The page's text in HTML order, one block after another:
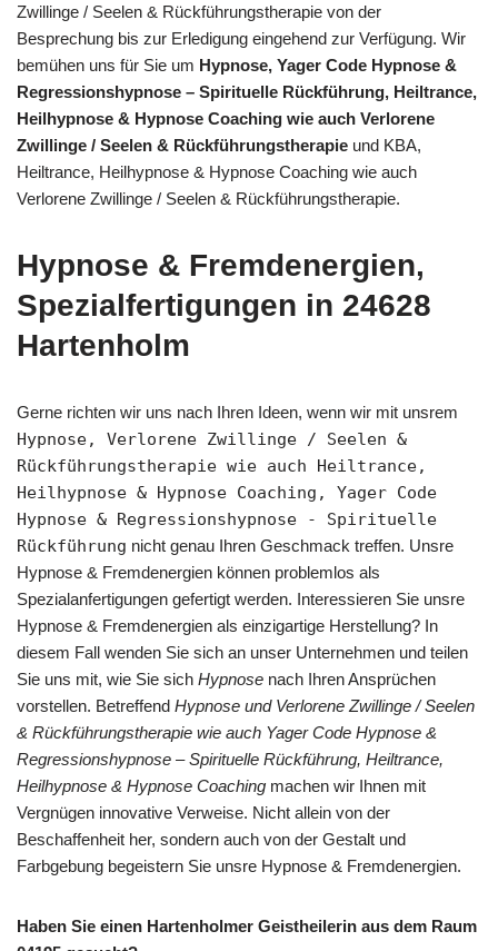
Zwillinge / Seelen & Rückführungstherapie von der
Besprechung bis zur Erledigung eingehend zur Verfügung. Wir
bemühen uns für Sie um Hypnose, Yager Code Hypnose &
Regressionshypnose – Spirituelle Rückführung, Heiltrance,
Heilhypnose & Hypnose Coaching wie auch Verlorene
Zwillinge / Seelen & Rückführungstherapie und KBA,
Heiltrance, Heilhypnose & Hypnose Coaching wie auch
Verlorene Zwillinge / Seelen & Rückführungstherapie.
Hypnose & Fremdenergien,
Spezialfertigungen in 24628
Hartenholm
Gerne richten wir uns nach Ihren Ideen, wenn wir mit unsrem
Hypnose, Verlorene Zwillinge / Seelen &
Rückführungstherapie wie auch Heiltrance,
Heilhypnose & Hypnose Coaching, Yager Code
Hypnose & Regressionshypnose - Spirituelle
Rückführung nicht genau Ihren Geschmack treffen. Unsre
Hypnose & Fremdenergien können problemlos als
Spezialanfertigungen gefertigt werden. Interessieren Sie unsre
Hypnose & Fremdenergien als einzigartige Herstellung? In
diesem Fall wenden Sie sich an unser Unternehmen und teilen
Sie uns mit, wie Sie sich Hypnose nach Ihren Ansprüchen
vorstellen. Betreffend Hypnose und Verlorene Zwillinge / Seelen
& Rückführungstherapie wie auch Yager Code Hypnose &
Regressionshypnose – Spirituelle Rückführung, Heiltrance,
Heilhypnose & Hypnose Coaching machen wir Ihnen mit
Vergnügen innovative Verweise. Nicht allein von der
Beschaffenheit her, sondern auch von der Gestalt und
Farbgebung begeistern Sie unsre Hypnose & Fremdenergien.
Haben Sie einen Hartenholmer Geistheilerin aus dem Raum